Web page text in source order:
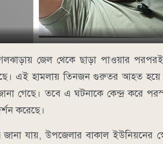
জেল থেকে ছাড়া পাওয়ার পরপরই
এই হামলায় তিনজন গুরুতর আহত হয়ে
জানা গেছে। তবে এ ঘটনাকে কেন্দ্র করে
করেছে।
জানা যায়, উপজেলার বাকাল ইউনিয়নের